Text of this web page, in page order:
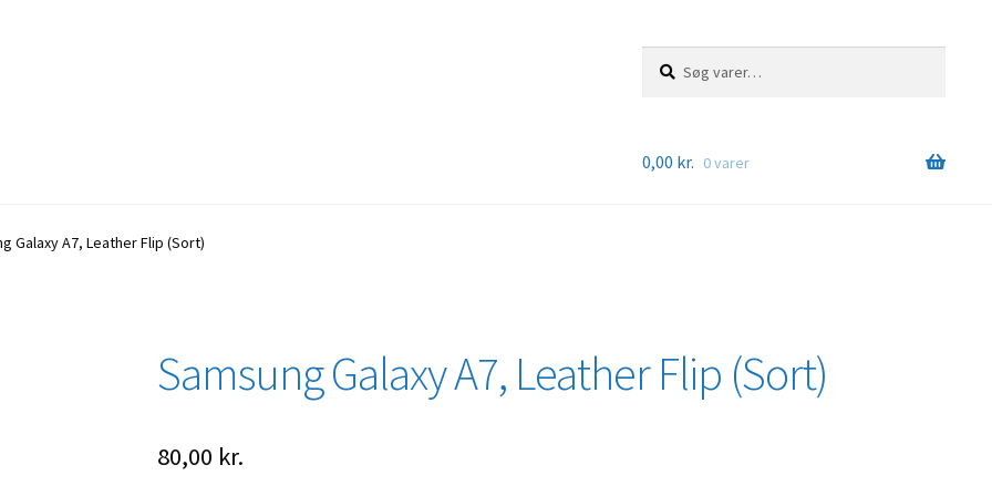
efter:
0,00 kr. 0 varer
Galaxy A7, Leather Flip (Sort)
Samsung Galaxy A7, Leather Flip (Sort)
80,00 kr.